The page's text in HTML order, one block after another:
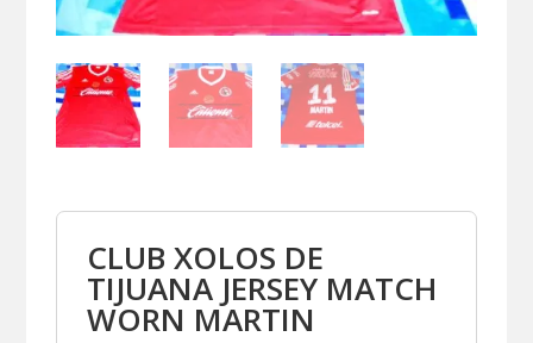
CLUB XOLOS DE
TIJUANA JERSEY MATCH
WORN MARTIN